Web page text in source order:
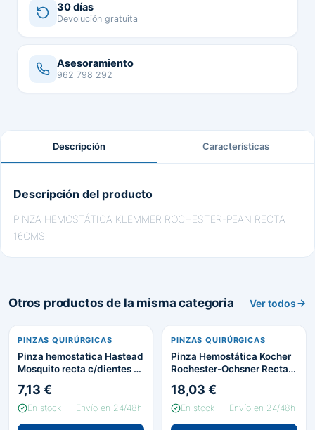
30 días
Devolución gratuita
Asesoramiento
962 798 292
Descripción Características
Descripción del producto
PINZA HEMOSTÁTICA KLEMMER ROCHESTER-PEAN RECTA
16CMS
Otros productos de la misma categoria Ver todos
PINZAS QUIRÚRGICAS
Pinza hemostatica Hastead
Mosquito recta c/dientes 10
7,13 €
En stock — Envío en 24/48h
PINZAS QUIRÚRGICAS
Pinza Hemostática Kocher
Rochester-Ochsner Recta
18,03 €
En stock — Envío en 24/48h